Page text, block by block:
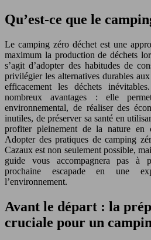
Qu’est-ce que le
Le camping zéro déchet est une
maximum la production de déchets
s’agit d’adopter des habitudes de
privilégier les alternatives durables
efficacement les déchets
nombreux avantages : elle
environnemental, de réaliser des
inutiles, de préserver sa santé en
profiter pleinement de la nature en
Adopter des pratiques de camping
Cazaux est non seulement possible,
guide vous accompagnera pas à
prochaine escapade en une
l’environnement.
Avant le départ : la
cruciale pour un